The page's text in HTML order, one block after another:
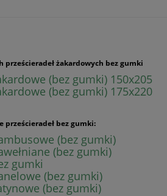
prześcieradeł żakardowych bez gumki
(bez gumki) 150x205
(bez gumki) 175x220
prześcieradeł bez gumki:
(bez gumki)
(bez gumki)
gumki
(bez gumki)
(bez gumki)